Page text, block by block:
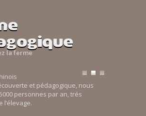
la ferme
et pédagogique, nous
personnes par an, trés
l’élevage.